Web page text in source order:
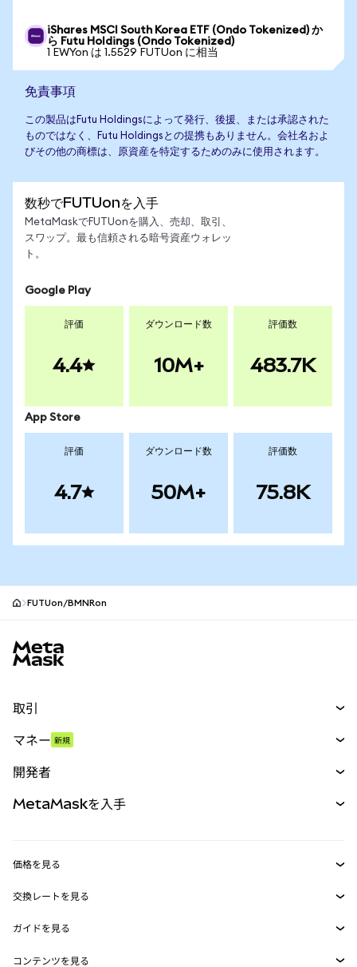
iShares MSCI South Korea ETF (Ondo Tokenized) か
ら Futu Holdings (Ondo Tokenized)
1 EWYon は 1.5529 FUTUon に相当
免責事項
この製品はFutu Holdingsによって発行、後援、または承認された
ものではなく、Futu Holdingsとの提携もありません。会社名およ
びその他の商標は、原資産を特定するためのみに使用されます。
数秒でFUTUonを入手
MetaMaskでFUTUonを購入、売却、取引、
スワップ。最も信頼される暗号資産ウォレッ
ト。
Google Play
評価
4.4
ダウンロード数
10M+
評価数
483.7K
App Store
評価
4.7
ダウンロード数
50M+
評価数
75.8K
FUTUon/BMNRon
取引
パーペチュアル
RWA
マネー 新規
開発者
MetaMask Connect
Snaps
Web3サービス
MetaMaskを入手
セキュリティ
サポート
価格を見る
イーサリアムの価格
Solanaの価格
交換レートを見る
ETH→USD
USDT→INR
ガイドを見る
コンテンツを見る